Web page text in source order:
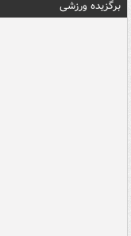
برگزیده ورزشی